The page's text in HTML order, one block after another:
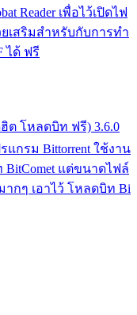
Reader เพื่อไว้เปิดไฟ
ยเสริมสำหรับกับการทำ
ได้ ฟรี
ฮิต โหลดบิท ฟรี) 3.6.0
แกรม Bittorrent ใช้งาน
แต่ขนาดไฟล์
ากๆ เอาไว้ โหลดบิท Bi